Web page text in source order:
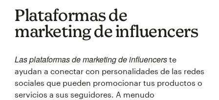
Plataformas de
marketing de influencers
Las plataformas de marketing de influencers te
ayudan a conectar con personalidades de las redes
sociales que pueden promocionar tus productos o
servicios a sus seguidores. A menudo